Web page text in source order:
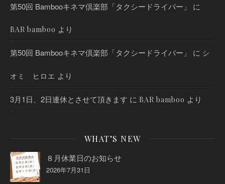
第50回 Bambooキネマ倶楽部「タクシードライバー」 に
BAR bamboo より
第50回 Bambooキネマ倶楽部「タクシードライバー」 に シ
オミ ヒロエ より
3月1日、2日連休とさせて頂きます に BAR bamboo より
WHAT’S NEW
８月休業日のお知らせ
2026年7月31日